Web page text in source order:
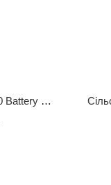
Зарядний пристрій DJI Agras T30 Battery Charger